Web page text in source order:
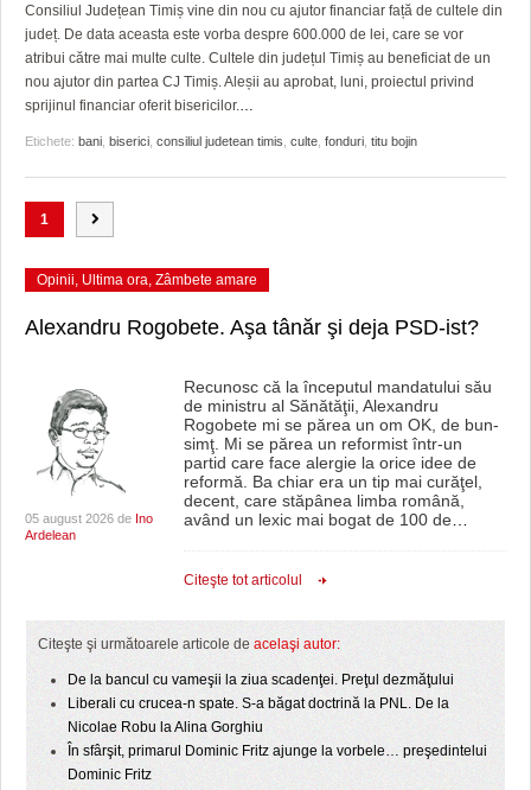
Consiliul Județean Timiș vine din nou cu ajutor financiar față de cultele din
județ. De data aceasta este vorba despre 600.000 de lei, care se vor
atribui către mai multe culte. Cultele din județul Timiș au beneficiat de un
nou ajutor din partea CJ Timiș. Aleșii au aprobat, luni, proiectul privind
sprijinul financiar oferit bisericilor.
Etichete: bani biserici consiliul judetean timis culte fonduri titu bojin
1
Opinii Ultima ora Zâmbete amare
Alexandru Rogobete. Aşa tânăr şi deja PSD-ist?
05 august 2026 de Ino
Ardelean
Recunosc că la începutul mandatului său
de ministru al Sănătăţii, Alexandru
Rogobete mi se părea un om OK, de bun-
simţ. Mi se părea un reformist într-un
partid care face alergie la orice idee de
reformă. Ba chiar era un tip mai curăţel,
decent, care stăpânea limba română,
având un lexic mai bogat de 100 de…
Citeşte tot articolul
Citeşte şi următoarele articole de acelaşi autor:
De la bancul cu vameşii la ziua scadenţei. Preţul dezmăţului
Liberali cu crucea-n spate. S-a băgat doctrină la PNL. De la
Nicolae Robu la Alina Gorghiu
În sfârşit, primarul Dominic Fritz ajunge la vorbele… preşedintelui
Dominic Fritz